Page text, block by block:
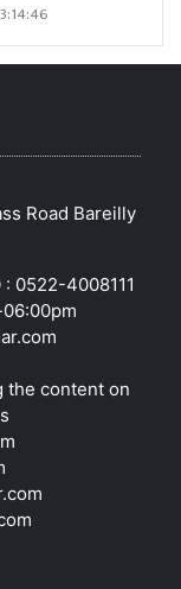
Road Bareilly
0522-4008111
the content on